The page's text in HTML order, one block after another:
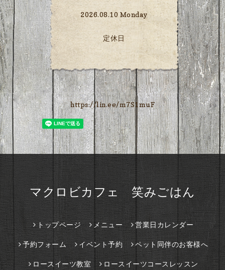
2026.08.10 Monday
定休日
https://lin.ee/m7S1muF
マクロビカフェ 笑みごはん
トップページ メニュー 営業日カレンダー
予約フォーム イベント予約 ペット同伴のお客様へ
ロースイーツ教室 ロースイーツコースレッスン